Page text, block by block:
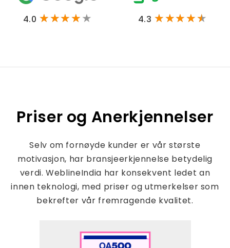
4.0 4.3
Priser og Anerkjennelser
Selv om fornøyde kunder er vår største
motivasjon, har bransjeerkjennelse betydelig
verdi. WeblineIndia har konsekvent ledet an
innen teknologi, med priser og utmerkelser som
bekrefter vår fremragende kvalitet.